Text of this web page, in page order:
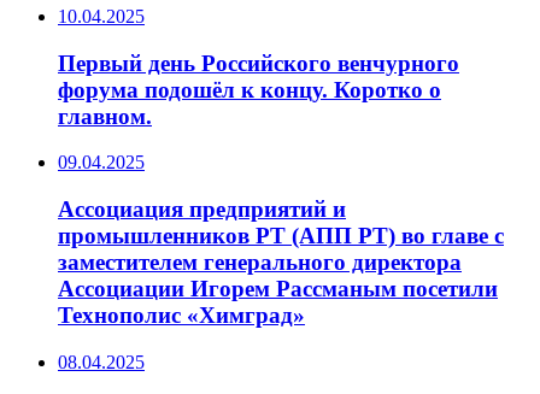
10.04.2025
Первый день Российского венчурного
форума подошёл к концу. Коротко о
главном.
09.04.2025
Ассоциация предприятий и
промышленников РТ (АПП РТ) во главе с
заместителем генерального директора
Ассоциации Игорем Рассманым посетили
Технополис «Химград»
08.04.2025